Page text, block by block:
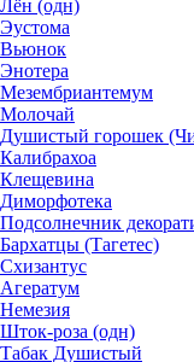
Лён (одн)
Эустома
Вьюнок
Энотера
Мезембриантемум
Молочай
Душистый горошек
Калибрахоа
Клещевина
Диморфотека
Подсолнечник
Бархатцы (Тагетес)
Схизантус
Агератум
Немезия
Шток-роза (одн)
Табак Душистый